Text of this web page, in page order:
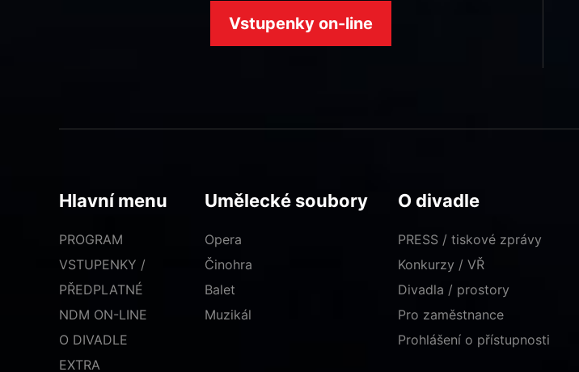
Vstupenky on-line
Hlavní menu
PROGRAM
VSTUPENKY /
PŘEDPLATNÉ
NDM ON-LINE
O DIVADLE
EXTRA
Umělecké soubory
Opera
Činohra
Balet
Muzikál
O divadle
PRESS / tiskové zprávy
Konkurzy / VŘ
Divadla / prostory
Pro zaměstnance
Prohlášení o přístupnosti